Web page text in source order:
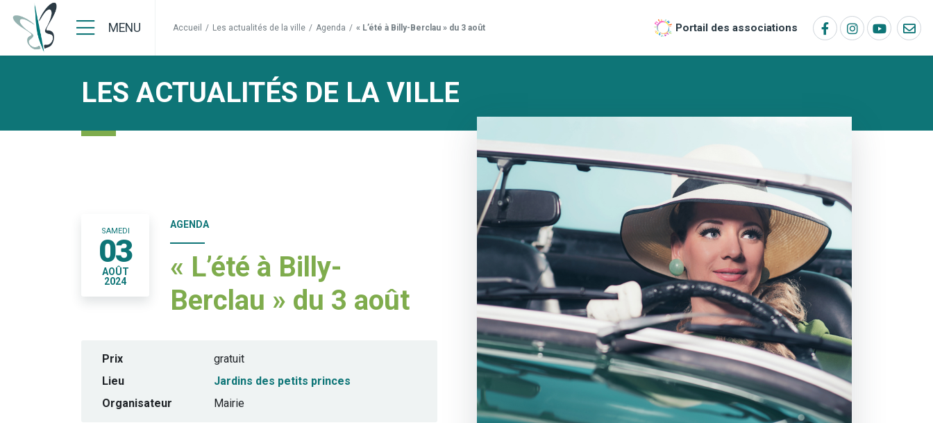
MENU Accueil / Les actualités de la ville / Agenda / « L’été à Billy-Berclau » du 3 août Portail des associations
LES ACTUALITÉS DE LA VILLE
SAMEDI
03
AOÛT
2024
AGENDA
« L’été à Billy-
Berclau » du 3 août
Prix
gratuit
Lieu
Jardins des petits princes
Organisateur
Mairie